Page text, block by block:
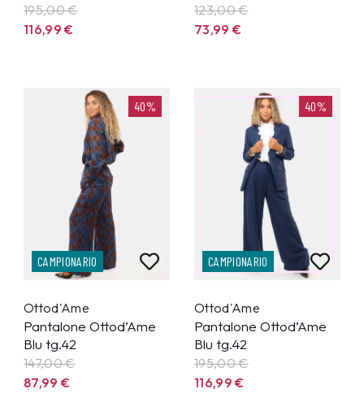
195,00 €
116,99€
123,00 €
73,99€
40%
CAMPIONARIO
Ottod'Ame
Pantalone Ottod’Ame
Blu tg.42
147,00 €
87,99€
40%
CAMPIONARIO
Ottod'Ame
Pantalone Ottod’Ame
Blu tg.42
195,00 €
116,99€